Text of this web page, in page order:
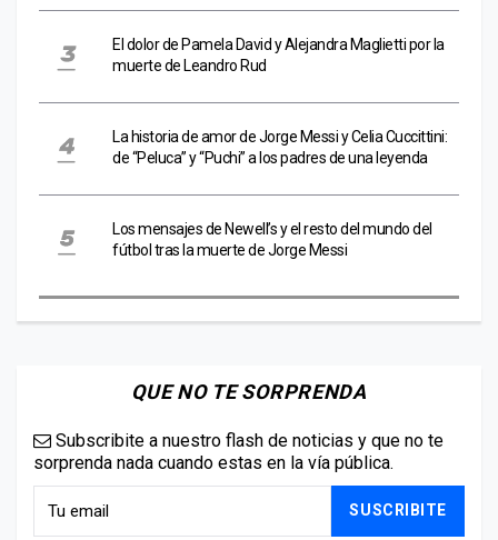
El dolor de Pamela David y Alejandra Maglietti por la
muerte de Leandro Rud
La historia de amor de Jorge Messi y Celia Cuccittini:
de “Peluca” y “Puchi” a los padres de una leyenda
Los mensajes de Newell’s y el resto del mundo del
fútbol tras la muerte de Jorge Messi
QUE NO TE SORPRENDA
Subscribite a nuestro flash de noticias y que no te
sorprenda nada cuando estas en la vía pública.
SUSCRIBITE